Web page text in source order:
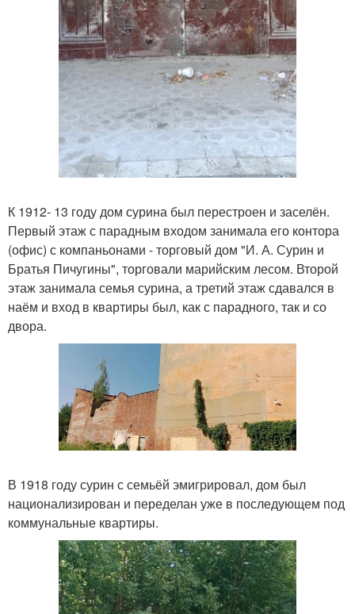
К 1912- 13 году дом сурина был перестроен и заселён.
Первый этаж с парадным входом занимала его контора
(офис) с компаньонами - торговый дом "И. А. Сурин и
Братья Пичугины", торговали марийским лесом. Второй
этаж занимала семья сурина, а третий этаж сдавался в
наём и вход в квартиры был, как с парадного, так и со
двора.
В 1918 году сурин с семьёй эмигрировал, дом был
национализирован и переделан уже в последующем под
коммунальные квартиры.